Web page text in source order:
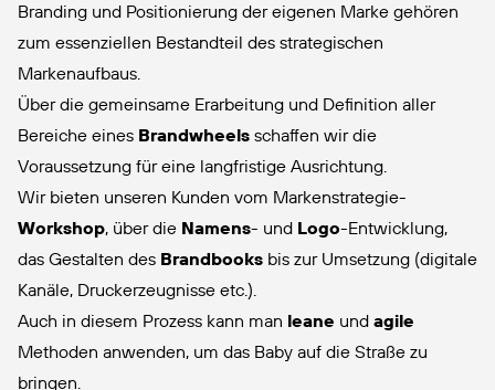
Branding und Positionierung der eigenen Marke gehören
zum essenziellen Bestandteil des strategischen
Markenaufbaus.
Über die gemeinsame Erarbeitung und Definition aller
Bereiche eines Brandwheels schaffen wir die
Voraussetzung für eine langfristige Ausrichtung.
Wir bieten unseren Kunden vom Markenstrategie-
Workshop, über die Namens- und Logo-Entwicklung,
das Gestalten des Brandbooks bis zur Umsetzung (digitale
Kanäle, Druckerzeugnisse etc.).
Auch in diesem Prozess kann man leane und agile
Methoden anwenden, um das Baby auf die Straße zu
bringen.